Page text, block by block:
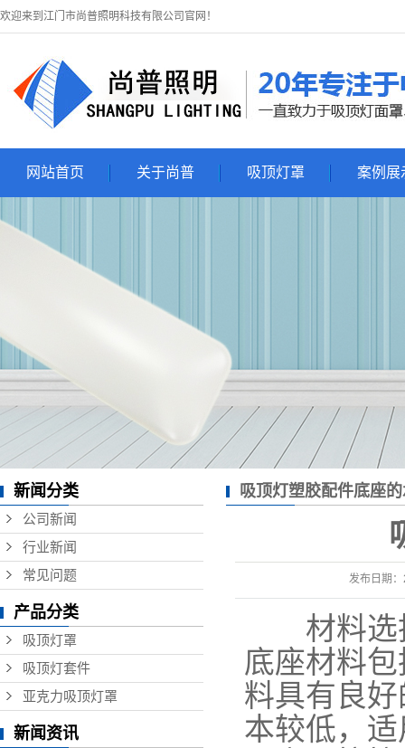
欢迎来到江门市尚普照明科技有限公司官网！
网站首页 关于尚普 吸顶灯罩 案例展
新闻分类
公司新闻
行业新闻
常见问题
产品分类
吸顶灯罩
吸顶灯套件
亚克力吸顶灯罩
新闻资讯
吸顶灯塑胶配件底座
发布日期：
材料选择
底座材料
料具有良
本较低，